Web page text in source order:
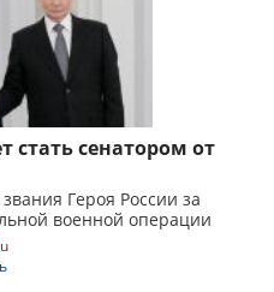
сенатором от
Героя России за
военной операции